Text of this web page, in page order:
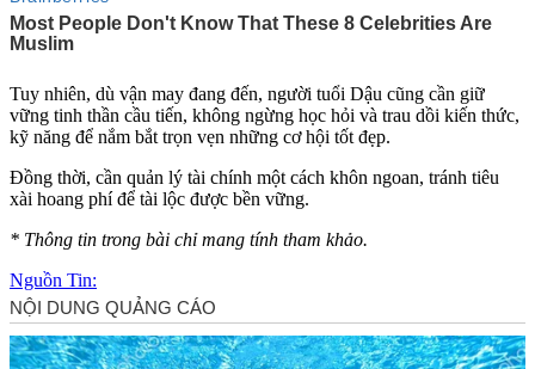
Tuy nhiên, dù vận may đang đến, người tuổi Dậu cũng cần giữ
vững tinh thần cầu tiến, không ngừng học hỏi và trau dồi kiến thức,
kỹ năng để nắm bắt trọn vẹn những cơ hội tốt đẹp.
Đồng thời, cần quản lý tài chính một cách khôn ngoan, tránh tiêu
xài hoang phí để tài lộc được bền vững.
* Thông tin trong bài chỉ mang tính tham khảo.
Nguồn Tin: